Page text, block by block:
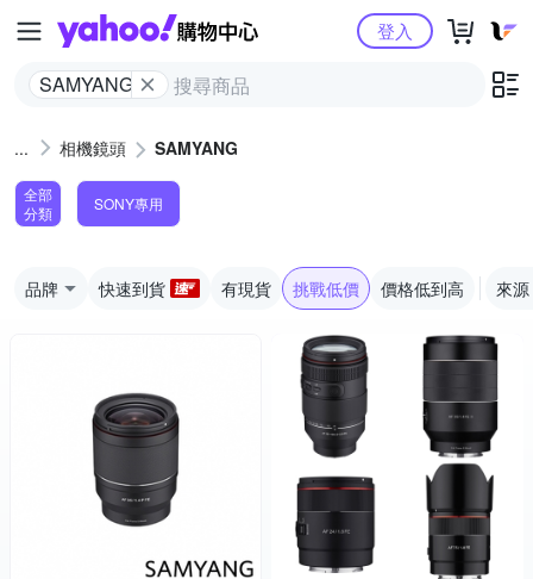
Yahoo購物中心
SAMYANG
登入
相機鏡頭 SAMYANG
全部
分類
SONY專用
品牌 快速到貨 有現貨 挑戰低價 價格低到高 來源